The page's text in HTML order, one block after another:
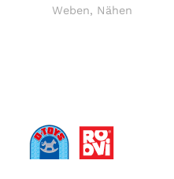
Weben, Nähen